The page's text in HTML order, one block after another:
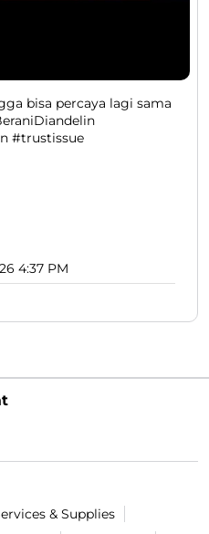
bisa percaya lagi sama
#trustissue
4:37 PM
& Supplies